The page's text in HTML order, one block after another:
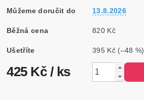
Můžeme doručit do 13.8.2026
Běžná cena 820 Kč
Ušetříte 395 Kč (–48 %)
425 Kč / ks